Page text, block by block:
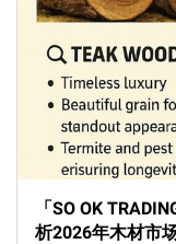
「SO OK
析2026年木材市